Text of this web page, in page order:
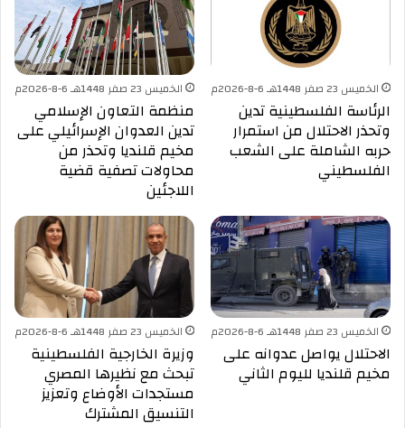
الخميس 23 صفر 1448هـ 6-8-2026م
الرئاسة الفلسطينية تدين
وتحذر الاحتلال من استمرار
حربه الشاملة على الشعب
الفلسطيني
الخميس 23 صفر 1448هـ 6-8-2026م
منظمة التعاون الإسلامي
تدين العدوان الإسرائيلي على
مخيم قلنديا وتحذر من
محاولات تصفية قضية
اللاجئين
الخميس 23 صفر 1448هـ 6-8-2026م
الاحتلال يواصل عدوانه على
مخيم قلنديا لليوم الثاني
الخميس 23 صفر 1448هـ 6-8-2026م
وزيرة الخارجية الفلسطينية
تبحث مع نظيرها المصري
مستجدات الأوضاع وتعزيز
التنسيق المشترك